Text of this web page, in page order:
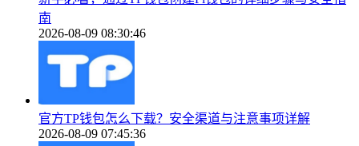
南
2026-08-09 08:30:46
官方TP钱包怎么下载？安全渠道与注意事项详解
2026-08-09 07:45:36